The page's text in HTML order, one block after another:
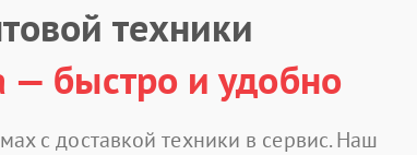
техники
— быстро и удобно
с доставкой техники в сервис. Наш